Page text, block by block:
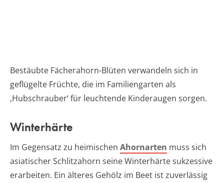
Bestäubte Fächerahorn-Blüten verwandeln sich in
geflügelte Früchte, die im Familiengarten als
‚Hubschrauber‘ für leuchtende Kinderaugen sorgen.
Winterhärte
Im Gegensatz zu heimischen Ahornarten muss sich
asiatischer Schlitzahorn seine Winterhärte sukzessive
erarbeiten. Ein älteres Gehölz im Beet ist zuverlässig